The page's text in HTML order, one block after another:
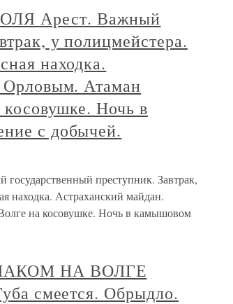
Арест. Важный
у полицмейстера.
находка.
Орловым. Атаман
Ночь в
с добычей.
преступник. Завтрак,
находка. Астраханский майдан.
на косовушке. Ночь в камышовом
НА ВОЛГЕ
смеется. Обрыдло.